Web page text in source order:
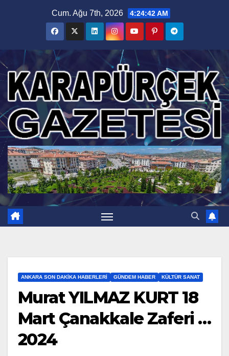
Cum. Ağu 7th, 2026 4:24:43 AM
ANKARA SON DAKIKA HABERLERI GÜNDEM HABER KÜLTÜR SANAT
Murat YILMAZ KURT 18
Mart Çanakkale Zaferi …
2024